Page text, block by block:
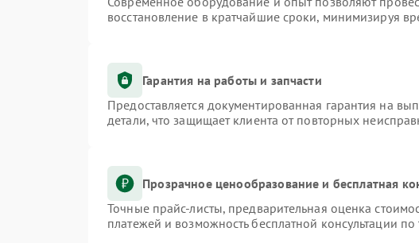
восстановление в кратчайшие сроки, минимизируя
Гарантия на работы и запчасти
Предоставляется документированная гарантия на
детали, что защищает клиента от повторных
Прозрачное ценообразование и бесплатная
Точные прайс-листы, предварительная оценка
платежей и возможность бесплатной консультации